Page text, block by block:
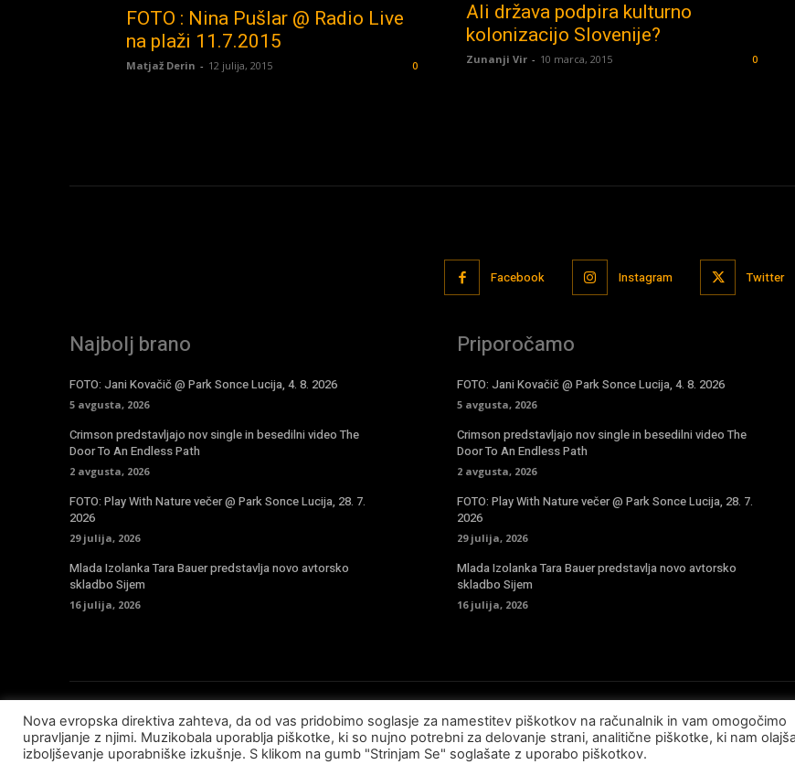
FOTO : Nina Pušlar @ Radio Live
na plaži 11.7.2015
Matjaž Derin - 12 julija, 2015 0
Ali država podpira kulturno
kolonizacijo Slovenije?
Zunanji Vir - 10 marca, 2015 0
Facebook Instagram Twitter
Najbolj brano
FOTO: Jani Kovačič @ Park Sonce Lucija, 4. 8. 2026
5 avgusta, 2026
Crimson predstavljajo nov single in besedilni video The
Door To An Endless Path
2 avgusta, 2026
FOTO: Play With Nature večer @ Park Sonce Lucija, 28. 7.
2026
29 julija, 2026
Mlada Izolanka Tara Bauer predstavlja novo avtorsko
skladbo Sijem
16 julija, 2026
Priporočamo
FOTO: Jani Kovačič @ Park Sonce Lucija, 4. 8. 2026
5 avgusta, 2026
Crimson predstavljajo nov single in besedilni video The
Door To An Endless Path
2 avgusta, 2026
FOTO: Play With Nature večer @ Park Sonce Lucija, 28. 7.
2026
29 julija, 2026
Mlada Izolanka Tara Bauer predstavlja novo avtorsko
skladbo Sijem
16 julija, 2026
© Copyright - Muzikobala 2023 - Created byBaleynet
Nova evropska direktiva zahteva, da od vas pridobimo soglasje za namestitev piškotkov na računalnik in vam omogočimo
upravljanje z njimi. Muzikobala uporablja piškotke, ki so nujno potrebni za delovanje strani, analitične piškotke, ki nam
izboljševanje uporabniške izkušnje. S klikom na gumb "Strinjam Se" soglašate z uporabo piškotkov.